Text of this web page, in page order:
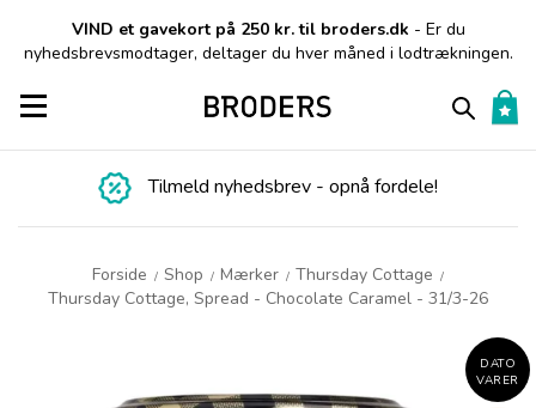
VIND et gavekort på 250 kr. til broders.dk - Er du
nyhedsbrevsmodtager, deltager du hver måned i lodtrækningen.
Toggle navigation
Tilmeld nyhedsbrev - opnå fordele!
Forside / Shop / Mærker / Thursday Cottage /
Thursday Cottage, Spread - Chocolate Caramel - 31/3-26
DATO
VARER